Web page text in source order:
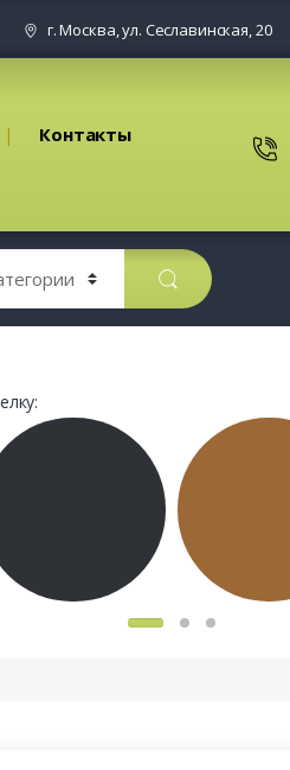
г. Москва, ул. Сеславинская, 20
Контакты